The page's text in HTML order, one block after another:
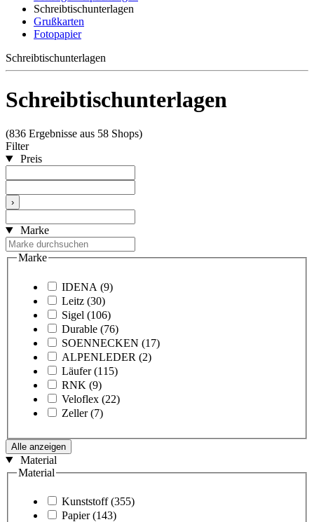
Schreibtischunterlagen
Grußkarten
Fotopapier
Schreibtischunterlagen
Schreibtischunterlagen
(836 Ergebnisse aus 58 Shops)
Filter
Preis
›
Marke
Marke
IDENA (9)
Leitz (30)
Sigel (106)
Durable (76)
SOENNECKEN (17)
ALPENLEDER (2)
Läufer (115)
RNK (9)
Veloflex (22)
Zeller (7)
Alle anzeigen
Material
Material
Kunststoff (355)
Papier (143)